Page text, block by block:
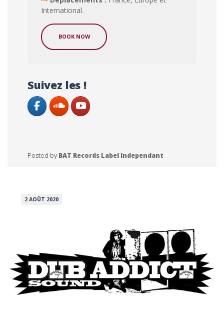
International.
BOOK NOW
Suivez les !
Posted by BAT Records Label Independant
2 AOÛT 2020